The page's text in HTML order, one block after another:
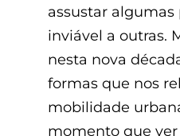
assustar algumas
inviável a outras.
nesta nova
formas que nos
mobilidade
momento que